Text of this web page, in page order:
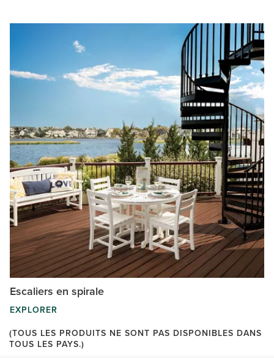
Escaliers en spirale
EXPLORER
(TOUS LES PRODUITS NE SONT PAS DISPONIBLES DANS
TOUS LES PAYS.)